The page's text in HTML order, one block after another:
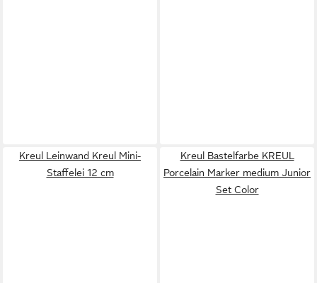
Kreul Leinwand Kreul Mini-
Staffelei 12 cm
Kreul Bastelfarbe KREUL
Porcelain Marker medium Junior
Set Color